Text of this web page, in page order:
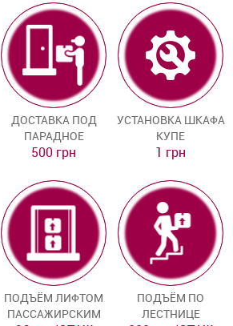
ДОСТАВКА ПОД
ПАРАДНОЕ
500 грн
УСТАНОВКА ШКАФА
КУПЕ
1 грн
ПОДЪЁМ ЛИФТОМ
ПАССАЖИРСКИМ
ПОДЪЁМ ПО
ЛЕСТНИЦЕ